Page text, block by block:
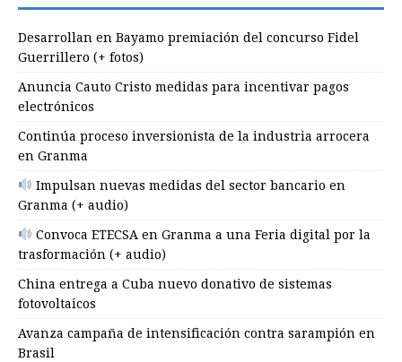
Desarrollan en Bayamo premiación del concurso Fidel
Guerrillero (+ fotos)
Anuncia Cauto Cristo medidas para incentivar pagos
electrónicos
Continúa proceso inversionista de la industria arrocera
en Granma
Impulsan nuevas medidas del sector bancario en
Granma (+ audio)
Convoca ETECSA en Granma a una Feria digital por la
trasformación (+ audio)
China entrega a Cuba nuevo donativo de sistemas
fotovoltaicos
Avanza campaña de intensificación contra sarampión en
Brasil